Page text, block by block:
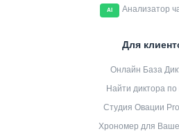
AI Анализатор
Для
Онлайн База
Найти диктора по
Студия Овации
Хрономер для